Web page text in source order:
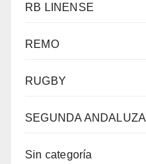
RB LINENSE
REMO
RUGBY
SEGUNDA ANDALUZA
Sin categoría